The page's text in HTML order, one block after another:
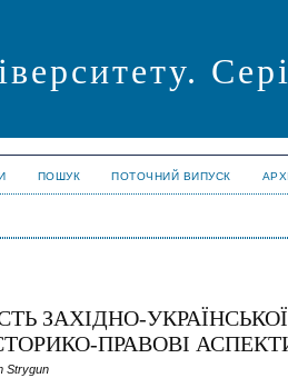
ПОШУК ПОТОЧНИЙ ВИПУСК
ЗАХІДНО-УКРАЇНСЬКОЇ
ПРАВОВІ
Strygun